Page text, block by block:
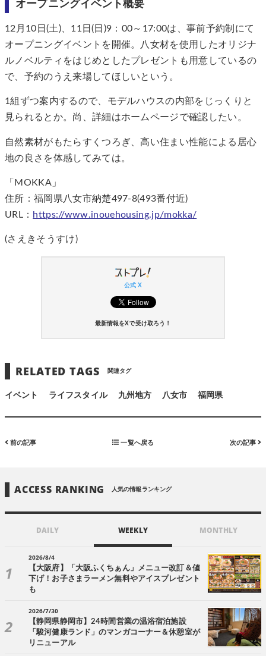
オープニングイベント概要
12月10日(土)、11日(日)9：00～17:00は、事前予約制にて
オープニングイベントを開催。八女材を使用したオリジナ
ルノベルティをはじめとしたプレゼントも用意しているの
で、予約のうえ来場してほしいという。
1組ずつ案内するので、モデルハウスの内部をじっくりと
見られるとか。尚、詳細はホームページで確認したい。
自然素材がもたらすくつろぎ、高い住まい性能による居心
地の良さを体感してみては。
「MOKKA」
住所：福岡県八女市納楚497-8(493番付近)
URL： https://www.inouehousing.jp/mokka/
(さえきそうすけ)
公式 X
最新情報をXで受け取ろう！
RELATED TAGS 関連タグ
イベント ライフスタイル 九州地方 八女市 福岡県
前の記事 一覧へ戻る 次の記事
ACCESS RANKING 人気の情報ランキング
DAILY WEEKLY MONTHLY
2026/8/4
【大阪府】「大阪ふくちぁん」メニュー改訂＆値
下げ！お子さまラーメン無料やアイスプレゼント
も
2026/7/30
【静岡県静岡市】24時間営業の温浴宿泊施設
「駿河健康ランド」のマンガコーナー＆休憩室が
リニューアル